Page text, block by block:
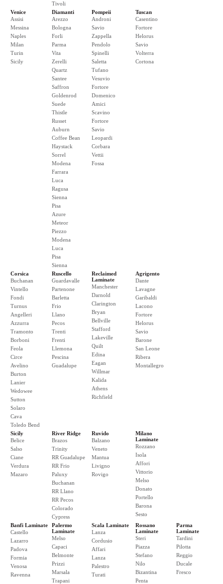
Tivoli
Venice
Assisi
Messina
Naples
Milan
Turin
Sicily
Diamanti
Arezzo
Bologna
Forli
Parma
Vita
Zerelli
Quartz
Santee
Saffron
Goldenrod
Suede
Thistle
Russet
Auburn
Coffee Bean
Haystack
Sorrel
Modena
Farrara
Luca
Ragusa
Sienna
Pisa
Azure
Meteor
Piezzo
Modena
Luca
Pisa
Sienna
Pompeii
Androni
Savio
Zappella
Pendolo
Spinelli
Saletta
Tufano
Vesuvio
Fortore
Domenico
Amici
Scavino
Fortore
Savio
Leopardi
Corbara
Vettii
Fossa
Tuscan
Casentino
Fortore
Helorus
Savio
Volterra
Cortona
Corsica
Buchanan
Vintello
Fondi
Turnus
Angelleri
Azzurra
Tramonto
Borboni
Feola
Circe
Avelino
Burton
Lanier
Wedowee
Sutton
Solaro
Cava
Toledo Bend
Ruscello
Guardavalle
Partenone
Barletta
Frio
Llano
Pecos
Trenti
Frenti
Llemona
Pescina
Guadalupe
Reclaimed
Laminate
Manchester
Darnold
Clarington
Bryan
Bellville
Stafford
Lakeville
Quilt
Edina
Eagan
Willmar
Kalida
Athens
Richfield
Agrigento
Dante
Lavagne
Garibaldi
Lacono
Fortore
Helorus
Savio
Barone
San Leone
Ribera
Montallegro
Sicily
Belice
Salso
Ciane
Verdura
Mazaro
River Ridge
Brazos
Trinity
RR Guadalupe
RR Frio
Paluxy
Buchanan
RR Llano
RR Pecos
Colorado
Cypress
Ruvido
Balzano
Veneto
Mantua
Livigno
Rovigo
Milano
Laminate
Rozzano
Isola
Affori
Vittorio
Melso
Donato
Portello
Barona
Sesto
Banfi Laminate
Castello
Lazarro
Padova
Formia
Venosa
Ravenna
Palermo
Laminate
Melso
Capaci
Belmonte
Prizzi
Marsala
Trapani
Scala Laminate
Lanza
Cordusio
Affari
Lanza
Palestro
Turati
Rossano
Laminate
Steri
Piazza
Stefano
Nilo
Bizantina
Penta
Parma
Laminate
Tardini
Pilotta
Reggio
Ducale
Fresco